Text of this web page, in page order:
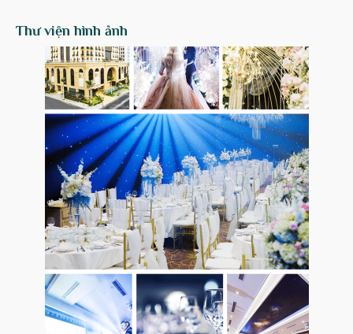
Thư viện hình ảnh